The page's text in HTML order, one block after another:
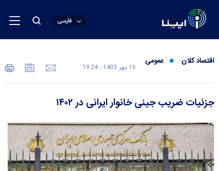
فارسی
اقتصاد کلان عمومی
16 مهر 1403 - 19:24
جزئیات ضریب جینی خانوار ایرانی در ۱۴۰۲